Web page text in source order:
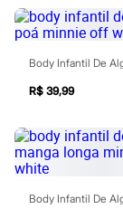
Vestidos
Masculino
Dia dos Pais
Inverno
Novidades
Bermudas
Camisas
Calças
Camisetas e
Casacos e
R$ 39,99